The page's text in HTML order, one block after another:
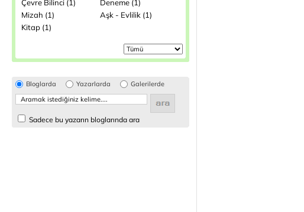
Çevre Bilinci (1)
Deneme (1)
Mizah (1)
Aşk - Evlilik (1)
Kitap (1)
Bloglarda Yazarlarda Galerilerde
Sadece bu yazarın bloglarında ara